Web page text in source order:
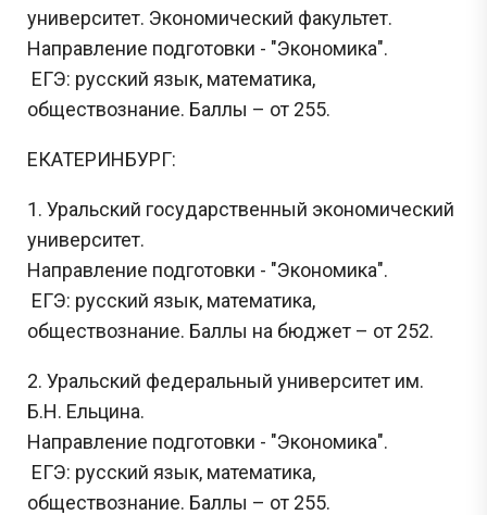
университет. Экономический факультет.
Направление подготовки - "Экономика".
ЕГЭ: русский язык, математика,
обществознание. Баллы – от 255.
ЕКАТЕРИНБУРГ:
1. Уральский государственный экономический
университет.
Направление подготовки - "Экономика".
ЕГЭ: русский язык, математика,
обществознание. Баллы на бюджет – от 252.
2. Уральский федеральный университет им.
Б.Н. Ельцина.
Направление подготовки - "Экономика".
ЕГЭ: русский язык, математика,
обществознание. Баллы – от 255.